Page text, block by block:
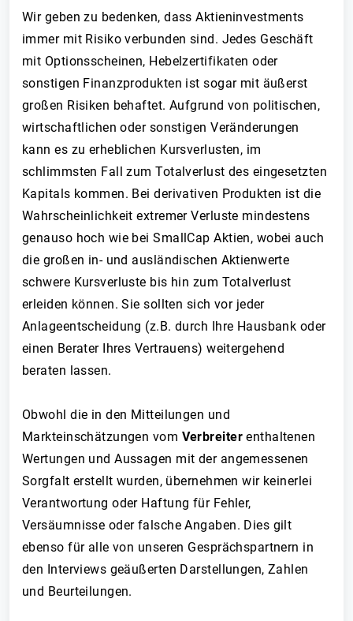
Wir geben zu bedenken, dass Aktieninvestments
immer mit Risiko verbunden sind. Jedes Geschäft
mit Optionsscheinen, Hebelzertifikaten oder
sonstigen Finanzprodukten ist sogar mit äußerst
großen Risiken behaftet. Aufgrund von politischen,
wirtschaftlichen oder sonstigen Veränderungen
kann es zu erheblichen Kursverlusten, im
schlimmsten Fall zum Totalverlust des eingesetzten
Kapitals kommen. Bei derivativen Produkten ist die
Wahrscheinlichkeit extremer Verluste mindestens
genauso hoch wie bei SmallCap Aktien, wobei auch
die großen in- und ausländischen Aktienwerte
schwere Kursverluste bis hin zum Totalverlust
erleiden können. Sie sollten sich vor jeder
Anlageentscheidung (z.B. durch Ihre Hausbank oder
einen Berater Ihres Vertrauens) weitergehend
beraten lassen.
Obwohl die in den Mitteilungen und
Markteinschätzungen vom Verbreiterenthaltenen
Wertungen und Aussagen mit der angemessenen
Sorgfalt erstellt wurden, übernehmen wir keinerlei
Verantwortung oder Haftung für Fehler,
Versäumnisse oder falsche Angaben. Dies gilt
ebenso für alle von unseren Gesprächspartnern in
den Interviews geäußerten Darstellungen, Zahlen
und Beurteilungen.